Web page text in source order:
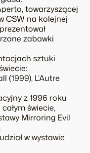
towarzyszącej
CSW na kolejnej
zabawki
sztuki
(1999), L’Autre
z 1996 roku
świecie,
Mirroring Evil
w wystawie